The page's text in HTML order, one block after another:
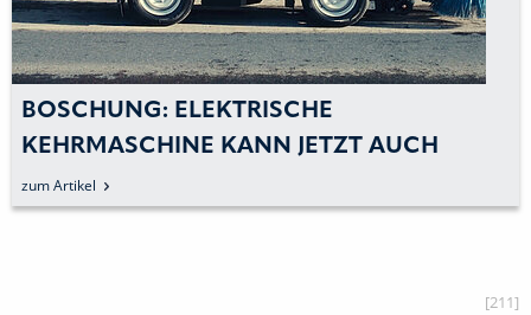
BOSCHUNG: ELEKTRISCHE
KEHRMASCHINE KANN JETZT AUCH
»AUTONOM«
zum Artikel
[211]